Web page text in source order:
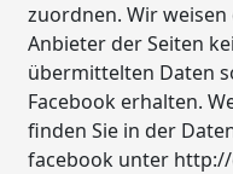
zuordnen. Wir
Anbieter der Seiten
übermittelten Daten
Facebook erhalten.
finden Sie in der
facebook unter